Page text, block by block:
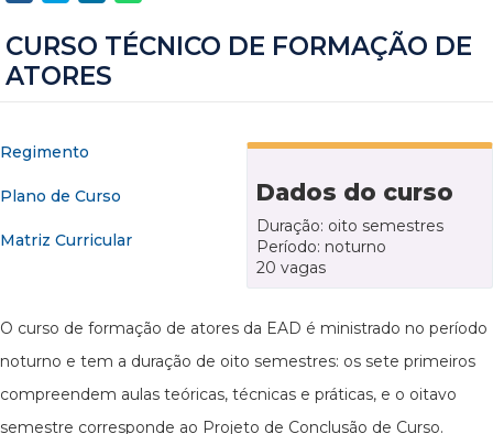
CURSO TÉCNICO DE FORMAÇÃO DE
ATORES
Dados do curso
Duração: oito semestres
Período: noturno
20 vagas
Regimento
Plano de Curso
Matriz Curricular
O curso de formação de atores da EAD é ministrado no período
noturno e tem a duração de oito semestres: os sete primeiros
compreendem aulas teóricas, técnicas e práticas, e o oitavo
semestre corresponde ao Projeto de Conclusão de Curso.